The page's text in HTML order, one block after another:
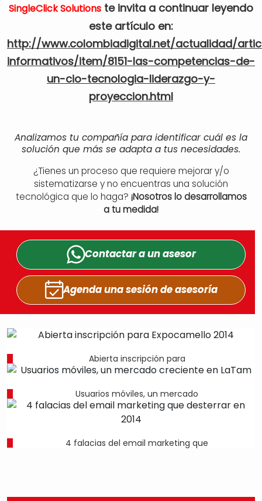
SingleClick Solutions te invita a continuar leyendo
este artículo en:
http://www.colombiadigital.net/actualidad/
informativos/item/8151-las-competencias-de-
un-cio-tecnologia-liderazgo-y-
proyeccion.html
Analizamos tu compañía para identificar cuál es la
solución que más se adapta a tus necesidades.
¿Tienes un proceso que requiere mejorar y/o
sistematizarse y no encuentras una solución
tecnológica que lo haga? ¡Nosotros lo desarrollamos
a tu medida!
Contactar a unasesor
Agenda una sesiónde asesoría
Abierta inscripción para
Usuarios móviles, un mercado
4 falacias del email marketing que